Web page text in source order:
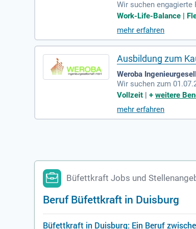
Wir suchen
orf, nahe Köln/Bonn.
en und SOPs. Du
kten und stehst im
meinsam leisten wir
Work-Life-Balance |
mehr erfahren
Ausbildung zum
Weroba
Wir suchen zum
ochum. In dieser
rganisieren Termine
erstützung bei der
Vollzeit |+weitere
mehr erfahren
Büfettkraft Jobs und
Beruf Büfettkraft in Duisburg
Büfettkraft in Duisburg: Ein Beruf